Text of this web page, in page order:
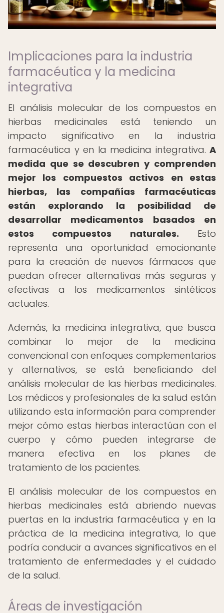
Implicaciones para la industria
farmacéutica y la medicina
integrativa
El análisis molecular de los compuestos en
hierbas medicinales está teniendo un
impacto significativo en la industria
farmacéutica y en la medicina integrativa. A
medida que se descubren y comprenden
mejor los compuestos activos en estas
hierbas, las compañías farmacéuticas
están explorando la posibilidad de
desarrollar medicamentos basados en
estos compuestos naturales. Esto
representa una oportunidad emocionante
para la creación de nuevos fármacos que
puedan ofrecer alternativas más seguras y
efectivas a los medicamentos sintéticos
actuales.
Además, la medicina integrativa, que busca
combinar lo mejor de la medicina
convencional con enfoques complementarios
y alternativos, se está beneficiando del
análisis molecular de las hierbas medicinales.
Los médicos y profesionales de la salud están
utilizando esta información para comprender
mejor cómo estas hierbas interactúan con el
cuerpo y cómo pueden integrarse de
manera efectiva en los planes de
tratamiento de los pacientes.
El análisis molecular de los compuestos en
hierbas medicinales está abriendo nuevas
puertas en la industria farmacéutica y en la
práctica de la medicina integrativa, lo que
podría conducir a avances significativos en el
tratamiento de enfermedades y el cuidado
de la salud.
Áreas de investigación